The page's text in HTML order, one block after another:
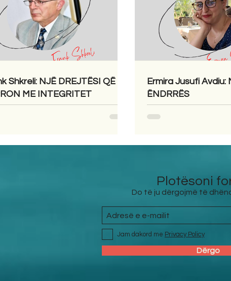
Shkreli: NJË DREJTËSI QË
ME INTEGRITET
Ermira Jusufi Avdiu:
ËNDRRËS
Plotësoni
Do të ju dërgojmë të
Jam dakord me Privacy Policy
Dërgo